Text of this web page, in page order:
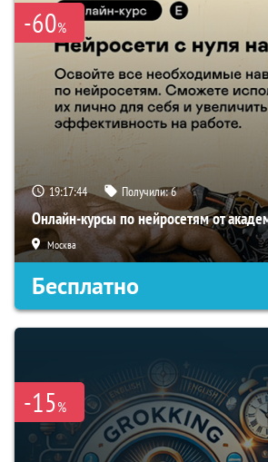
-60%
19:17:43 Получили:6
Онлайн-курсы по нейросетям от
Москва
Бесплатно
-15%